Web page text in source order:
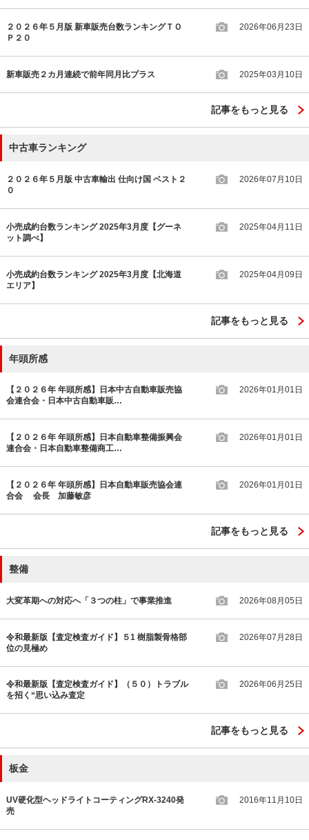
２０２６年５月版 新車販売台数ランキングＴＯ
Ｐ２０
2026年06月23日
新車販売２カ月連続で前年同月比プラス 2025年03月10日
記事をもっと見る
中古車ランキング
２０２６年５月版 中古車輸出 仕向け国 ベスト２
０
2026年07月10日
小売成約台数ランキング 2025年3月度【グーネ
ット調べ】
2025年04月11日
小売成約台数ランキング 2025年3月度【北海道
エリア】
2025年04月09日
記事をもっと見る
年頭所感
【２０２６年 年頭所感】日本中古自動車販売協
会連合会・日本中古自動車販…
2026年01月01日
【２０２６年 年頭所感】日本自動車整備振興会
連合会・日本自動車整備商工…
2026年01月01日
【２０２６年 年頭所感】日本自動車販売協会連
合会 会長 加藤敏彦
2026年01月01日
記事をもっと見る
整備
大変革期への対応へ「３つの柱」で事業推進 2026年08月05日
令和最新版【査定検査ガイド】５1 樹脂製骨格部
位の見極め
2026年07月28日
令和最新版【査定検査ガイド】（５０）トラブル
を招く“思い込み査定
2026年06月25日
記事をもっと見る
板金
UV硬化型ヘッドライトコーティングRX-3240発
売
2016年11月10日